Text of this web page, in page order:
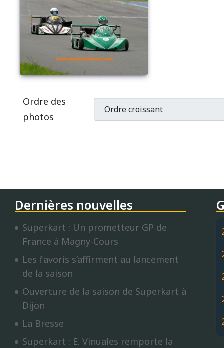
Ordre des
photos
Dernières nouvelles
Superkart : Un prometteur GP de
France à Magny-Cours
Les favoris s’affirment au lancement
de la saison
Ouverture de la saison de Superkart à
Dijon
La Bresse
Superkart : E. Vinuales remporte la